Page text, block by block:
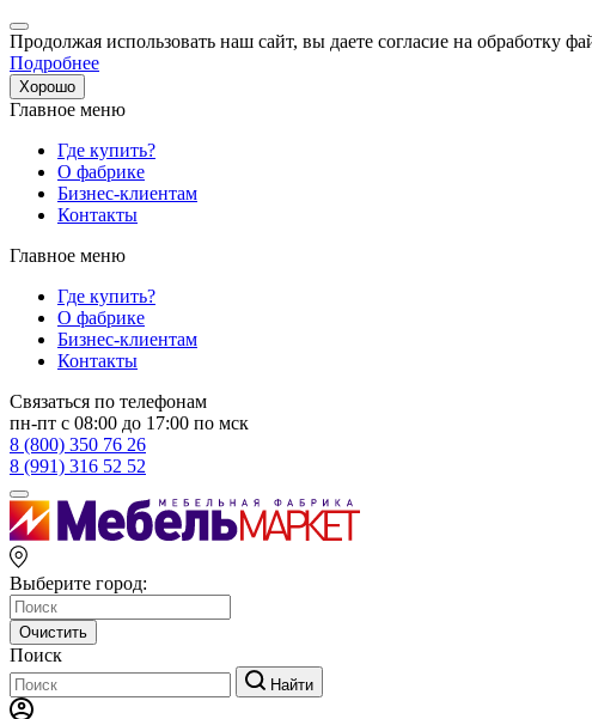
Продолжая использовать наш сайт, вы даете согласие на обработку
Подробнее
Хорошо
Главное меню
Где купить?
О фабрике
Бизнес-клиентам
Контакты
Главное меню
Где купить?
О фабрике
Бизнес-клиентам
Контакты
Связаться по телефонам
пн-пт с 08:00 до 17:00 по мск
8 (800) 350 76 26
8 (991) 316 52 52
Выберите город:
Очистить
Поиск
Найти